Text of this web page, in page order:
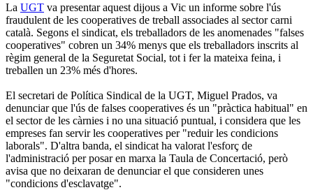
La UGT va presentar aquest dijous a Vic un informe sobre l'ús
fraudulent de les cooperatives de treball associades al sector carni
català. Segons el sindicat, els treballadors de les anomenades "falses
cooperatives" cobren un 34% menys que els treballadors inscrits al
règim general de la Seguretat Social, tot i fer la mateixa feina, i
treballen un 23% més d'hores.
El secretari de Política Sindical de la UGT, Miguel Prados, va
denunciar que l'ús de falses cooperatives és un "pràctica habitual" en
el sector de les càrnies i no una situació puntual, i considera que les
empreses fan servir les cooperatives per "reduir les condicions
laborals". D'altra banda, el sindicat ha valorat l'esforç de
l'administració per posar en marxa la Taula de Concertació, però
avisa que no deixaran de denunciar el que consideren unes
"condicions d'esclavatge".